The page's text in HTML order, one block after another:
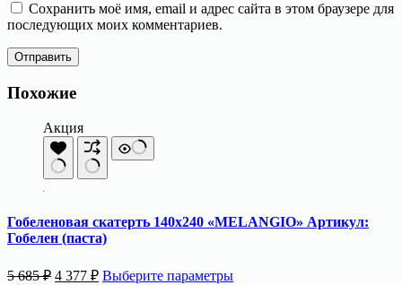
Сохранить моё имя, email и адрес сайта в этом браузере для
последующих моих комментариев.
Отправить
Похожие
Акция
Гобеленовая скатерть 140х240 «MELANGIO» Артикул:
Гобелен (паста)
5 685₽ Первоначальная
4 377 ₽Текущая
Выберите параметрыЭтот